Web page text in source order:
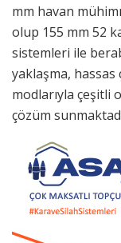
mm havan
olup 155 mm 52
sistemleri ile
yaklaşma, hassas
modlarıyla çeşitli
çözüm